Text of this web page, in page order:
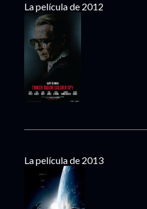
La película de 2012
La película de 2013